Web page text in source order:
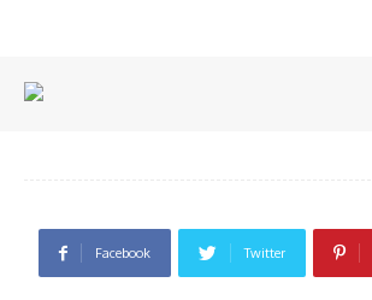
Facebook Twitter